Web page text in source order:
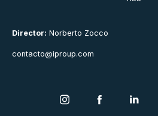
Director: Norberto Zocco
contacto@iproup.com